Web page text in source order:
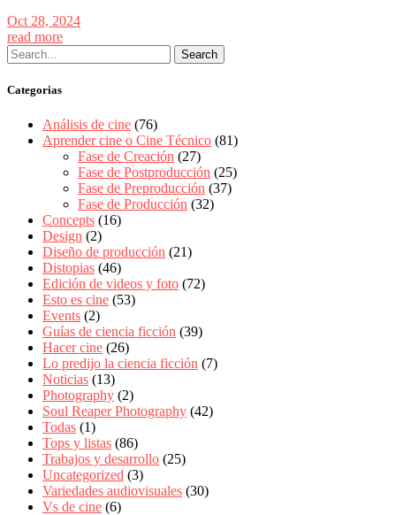
Oct 28, 2024
read more
Categorias
Análisis de cine (76)
Aprender cine o Cine Técnico (81)
Fase de Creación (27)
Fase de Postproducción (25)
Fase de Preproducción (37)
Fase de Producción (32)
Concepts (16)
Design (2)
Diseño de producción (21)
Distopias (46)
Edición de videos y foto (72)
Esto es cine (53)
Events (2)
Guías de ciencia ficción (39)
Hacer cine (26)
Lo predijo la ciencia ficción (7)
Noticias (13)
Photography (2)
Soul Reaper Photography (42)
Todas (1)
Tops y listas (86)
Trabajos y desarrollo (25)
Uncategorized (3)
Variedades audiovisuales (30)
Vs de cine (6)